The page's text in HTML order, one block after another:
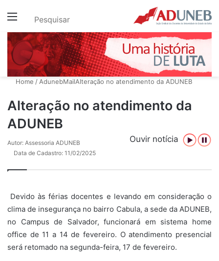
Menu Pesquisar
Home /AdunebMailAlteração no atendimento da ADUNEB
Alteração no atendimento da
ADUNEB
Ouvir notícia
Autor: Assessoria ADUNEB
Data de Cadastro: 11/02/2025
Devido às férias docentes e levando em consideração o
clima de insegurança no bairro Cabula, a sede da ADUNEB,
no Campus de Salvador, funcionará em sistema home
office de 11 a 14 de fevereiro. O atendimento presencial
será retomado na segunda-feira, 17 de fevereiro.